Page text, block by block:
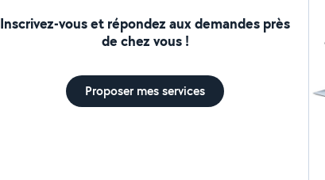
Inscrivez-vous et répondez aux demandes près
de chez vous !
Proposer mes services